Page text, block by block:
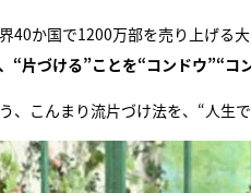
か国で1200万部を売り上げる大
“片づける”ことを“コンドウ”“コ
、こんまり流片づけ法を、“人生